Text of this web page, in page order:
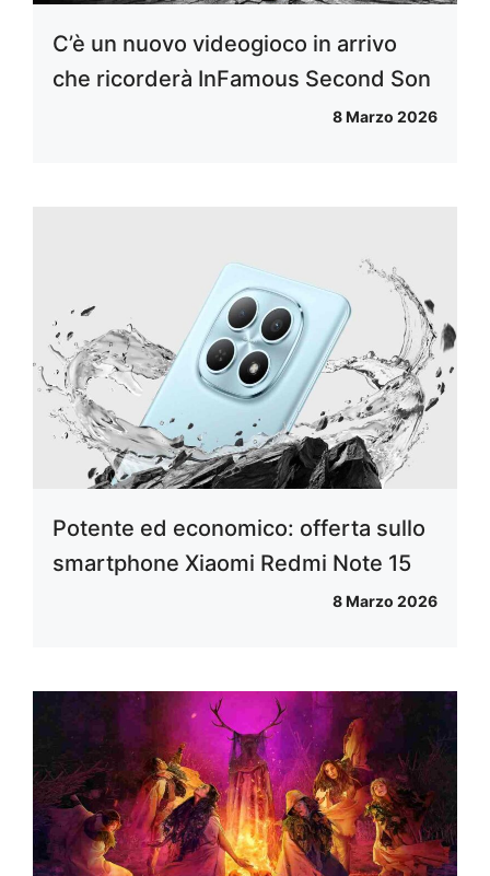
C’è un nuovo videogioco in arrivo
che ricorderà InFamous Second Son
8 Marzo 2026
Potente ed economico: offerta sullo
smartphone Xiaomi Redmi Note 15
8 Marzo 2026